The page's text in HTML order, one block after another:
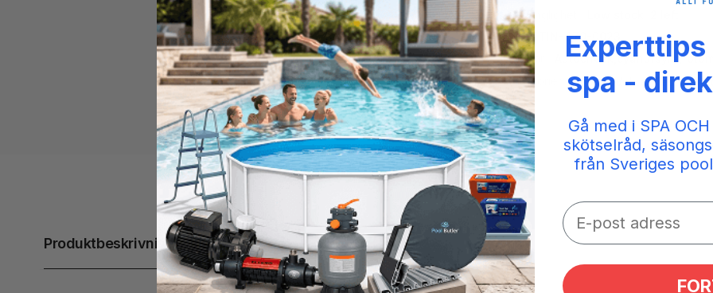
Tillgänglighet:
SKU:
TIN-470-0023
Taggar:
Autocheck, cyanursyra,
Kategorier:
Poolprodukter,
Produktbeskrivning
spa -
Gå med i SPA
skötselråd,
från Sveriges